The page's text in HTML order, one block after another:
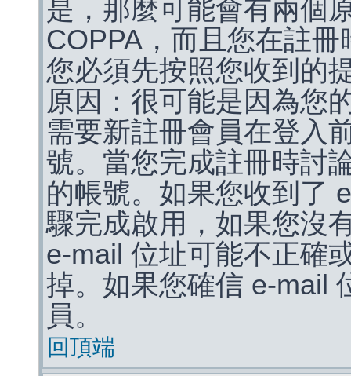
是，那麼可能會有兩個
COPPA，而且您在註
您必須先按照您收到的
原因：很可能是因為您
需要新註冊會員在登入
號。當您完成註冊時討
的帳號。如果您收到了
驟完成啟用，如果您沒
e-mail 位址可能不正確
掉。如果您確信 e-mail
員。
回頂端